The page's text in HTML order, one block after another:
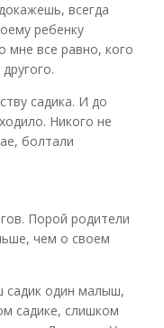
всегда
ребенку
мне все равно, кого
садика. И до
Никого не
болтали
Порой родители
чем о своем
садик один малыш,
садике, слишком